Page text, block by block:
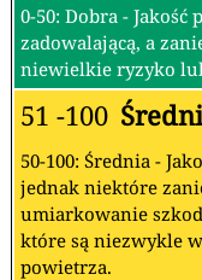
0-50: Dobra -
zadowalającą, a
niewielkie ryzyko
51 -100
50-100: Średnia -
jednak niektóre
umiarkowanie
które są niezwykle
powietrza.